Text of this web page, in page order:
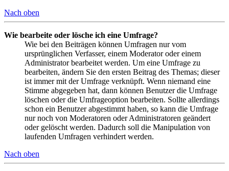
Nach oben
Wie bearbeite oder lösche ich eine Umfrage?
Wie bei den Beiträgen können Umfragen nur vom
ursprünglichen Verfasser, einem Moderator oder einem
Administrator bearbeitet werden. Um eine Umfrage zu
bearbeiten, ändern Sie den ersten Beitrag des Themas; dieser
ist immer mit der Umfrage verknüpft. Wenn niemand eine
Stimme abgegeben hat, dann können Benutzer die Umfrage
löschen oder die Umfrageoption bearbeiten. Sollte allerdings
schon ein Benutzer abgestimmt haben, so kann die Umfrage
nur noch von Moderatoren oder Administratoren geändert
oder gelöscht werden. Dadurch soll die Manipulation von
laufenden Umfragen verhindert werden.
Nach oben